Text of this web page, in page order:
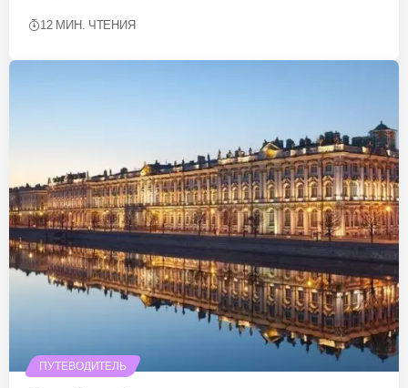
12 МИН. ЧТЕНИЯ
ПУТЕВОДИТЕЛЬ